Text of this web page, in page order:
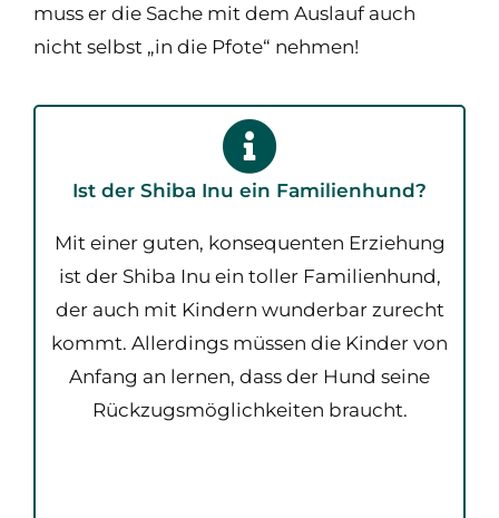
muss er die Sache mit dem Auslauf auch
nicht selbst „in die Pfote“ nehmen!
Ist der Shiba Inu ein Familienhund?​
Mit einer guten, konsequenten Erziehung
ist der Shiba Inu ein toller Familienhund,
der auch mit Kindern wunderbar zurecht
kommt. Allerdings müssen die Kinder von
Anfang an lernen, dass der Hund seine
Rückzugsmöglichkeiten braucht.​